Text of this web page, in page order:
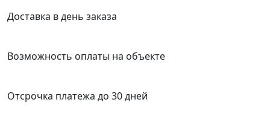
Доставка в день заказа
Возможность оплаты на объекте
Отсрочка платежа до 30 дней